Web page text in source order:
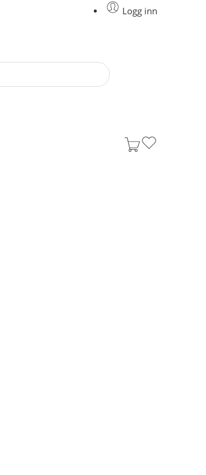
Logg inn